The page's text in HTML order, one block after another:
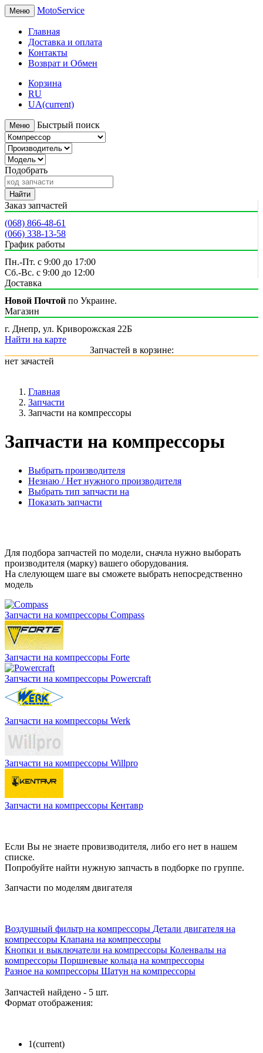
Меню MotoService
Главная
Доставка и оплата
Контакты
Возврат и Обмен
Корзина
RU
UA(current)
Меню Быстрый поиск
Подобрать
Найти
Заказ запчастей
(068) 866-48-61
(066) 338-13-58
График работы
Пн.-Пт. с 9:00 до 17:00
Сб.-Вс. с 9:00 до 12:00
Доставка
Новой Почтой по Украине.
Магазин
г. Днепр, ул. Криворожская 22Б
Найти на карте
Запчастей в корзине:
нет зачастей
Главная
Запчасти
Запчасти на компрессоры
Запчасти на компрессоры
Выбрать производителя
Незнаю / Нет нужного производителя
Выбрать тип запчасти на
Показать запчасти
Для подбора запчастей по модели, сначла нужно выборать
производителя (марку) вашего оборудования.
На слелующем шаге вы сможете выбрать непосредственно
модель
Запчасти на компрессоры Compass
Запчасти на компрессоры Forte
Запчасти на компрессоры Powercraft
Запчасти на компрессоры Werk
Запчасти на компрессоры Willpro
Запчасти на компрессоры Кентавр
Если Вы не знаете провизводителя, либо его нет в нашем
списке.
Попробуйте найти нужную запчасть в подборке по группе.
Запчасти по моделям двигателя
Воздушный фильтр на компрессоры Детали двигателя на
компрессоры Клапана на компрессоры
Кнопки и выключатели на компрессоры Коленвалы на
компрессоры Поршневые кольца на компрессоры
Разное на компрессоры Шатун на компрессоры
Запчастей найдено - 5 шт.
Формат отображения:
1(current)